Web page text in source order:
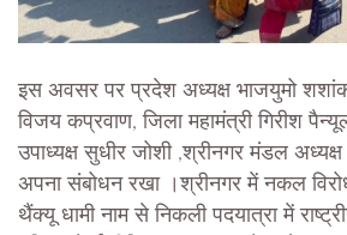
इस अवसर पर प्रदेश अध्यक्ष भाजयुमो शशांक
विजय कप्रवाण, जिला महामंत्री गिरीश
उपाध्यक्ष सुधीर जोशी ,श्रीनगर मंडल
अपना संबोधन रखा ।श्रीनगर में नकल
थैंक्यू धामी नाम से निकली पदयात्रा में